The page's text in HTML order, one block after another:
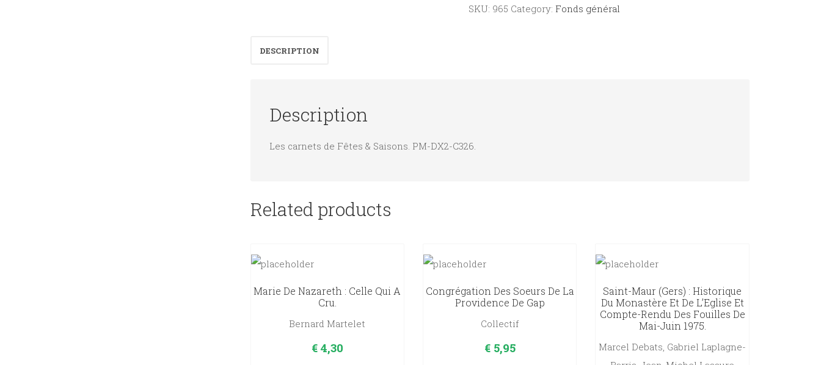
la
SKU: 965 Category: Fonds général
DESCRIPTION
Description
Les carnets de Fêtes & Saisons. PM-DX2-C326.
Related products
Marie De Nazareth : Celle Qui A
Cru.
Bernard Martelet
€4,30
Congrégation Des Soeurs De La
Providence De Gap
Collectif
€5,95
Saint-Maur (Gers) : Historique
Du Monastère Et De L’Eglise Et
Compte-Rendu Des Fouilles De
Mai-Juin 1975.
Marcel Debats, Gabriel Laplagne-